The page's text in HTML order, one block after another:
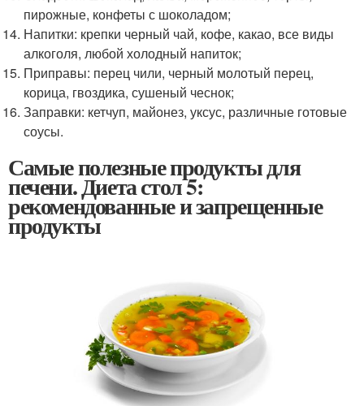
пирожные, конфеты с шоколадом;
Напитки: крепки черный чай, кофе, какао, все виды
алкоголя, любой холодный напиток;
Приправы: перец чили, черный молотый перец,
корица, гвоздика, сушеный чеснок;
Заправки: кетчуп, майонез, уксус, различные готовые
соусы.
Самые полезные продукты для
печени. Диета стол 5:
рекомендованные и запрещенные
продукты